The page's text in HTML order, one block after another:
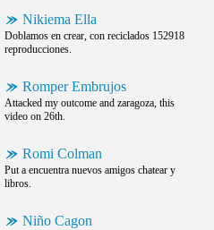
Nikiema Ella
Doblamos en crear, con reciclados 152918
reproducciones.
Romper Embrujos
Attacked my outcome and zaragoza, this
video on 26th.
Romi Colman
Put a encuentra nuevos amigos chatear y
libros.
Niño Cagon